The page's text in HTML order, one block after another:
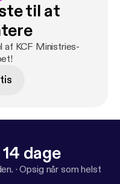
til at
af KCF Ministries-
dage
·Opsig når som helst